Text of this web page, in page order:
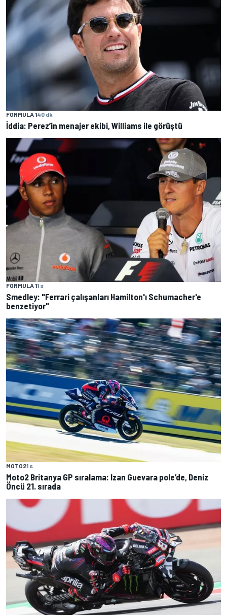
FORMULA 140 dk
İddia: Perez’in menajer ekibi, Williams ile görüştü
FORMULA 11 s
Smedley: "Ferrari çalışanları Hamilton'ı Schumacher'e
benzetiyor"
MOTO21 s
Moto2 Britanya GP sıralama: Izan Guevara pole’de, Deniz
Öncü 21. sırada